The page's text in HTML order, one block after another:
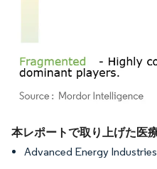
画像 © Mordor Intelligence。再利用
本レポートで取り上げた医
Advanced Energy